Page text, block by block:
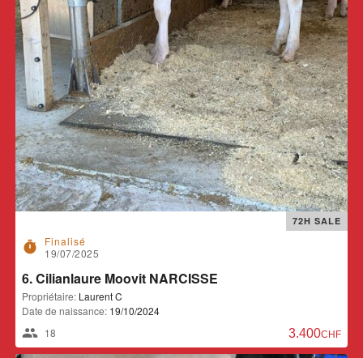
timer
Finalisé
19/07/2025
72H SALE
6. Cilianlaure Moovit NARCISSE
Propriétaire: Laurent C
Date de naissance: 19/10/2024
18
3.400,00